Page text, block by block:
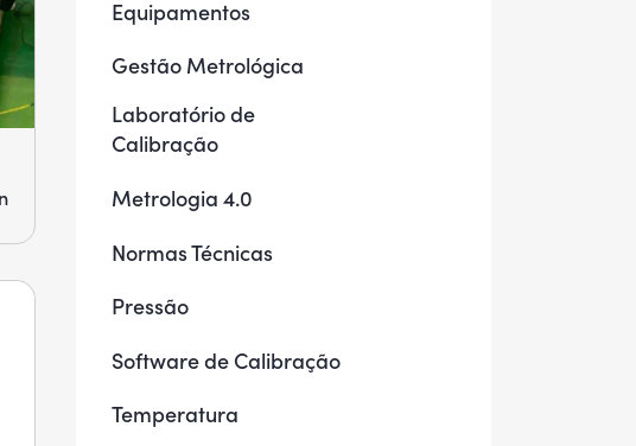
Equipamentos
Gestão Metrológica
Laboratório de
Calibração
Metrologia 4.0
Normas Técnicas
Pressão
Software de Calibração
Temperatura